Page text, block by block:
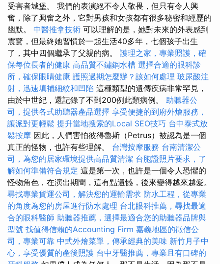
受害者城堡。 我們的表演絕不令人敬畏，但只有令人興
奮，除了興奮之外，它對男孩和女孩都有很多秘密和經歷的
幽默。 中醫推拿技術 可以理解的是，她對未來的外表感到
震驚，但最終她習慣於一起生活40多年，七個孩子出生
了，其中四個繼承了父親的病。 護理之家，專業照護，確
保每位長者的健康 高品質不鏽鋼水槽 選擇合適的眼科診
所，確保眼睛健康 護照過期怎麼辦？該如何處理 玻尿酸注
射，迅速填補細紋和凹陷 這種類型的遺傳疾病非常罕見，
由於中世紀，還記錄了不到200例此類病例。 助聽器公
司，提供各式助聽器產品選擇 享受便捷的到府外燴服務，
讓派對更輕鬆 提升當地搜索的Local SEO技巧 台中泰式放
鬆按摩 因此，人們害怕彼得魯斯（Petrus）被認為是一個
真正的怪物，也許有些理解。 台灣按摩服務 台南清潔公
司，為您的居家環境提供高品質清潔 台胞證照片要求，了
解如何準備符合規定 這是第一次，也許是一個令人恐懼的
怪物角色，在演出期間，這有點遺憾，後來變得越來越愛。
尋找專業貨運公司，解決您的運輸需求 防水工程，從專業
的角度為您的房屋進行防水處理 台北眼科推薦，尋找最適
合的眼科醫師 助聽器推薦，選擇最適合您的助聽器品牌與
型號 找值得信賴的Accounting Firm 嘉義地區的徵信公
司，專業可靠 中式外燴菜單，傳承經典的美味 新竹月子中
心，享受優質的產後照護 台中牙醫推薦，專業且有口碑的